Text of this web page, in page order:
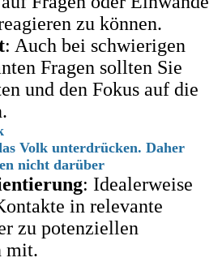
zu können.
: Auch bei schwierigen
Fragen sollten Sie
und den Fokus auf die
Volk unterdrücken. Daher
nicht darüber
: Idealerweise
in relevante
zu potenziellen
mit.